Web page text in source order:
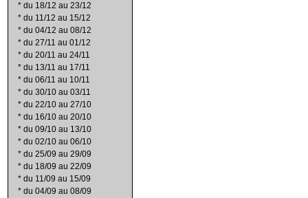
* du 18/12 au 23/12
* du 11/12 au 15/12
* du 04/12 au 08/12
* du 27/11 au 01/12
* du 20/11 au 24/11
* du 13/11 au 17/11
* du 06/11 au 10/11
* du 30/10 au 03/11
* du 22/10 au 27/10
* du 16/10 au 20/10
* du 09/10 au 13/10
* du 02/10 au 06/10
* du 25/09 au 29/09
* du 18/09 au 22/09
* du 11/09 au 15/09
* du 04/09 au 08/09